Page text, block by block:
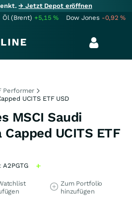
→ Jetzt Depot eröffnen
Öl (Brent) +5,15% Dow Jones -0,92%
Performer
UCITS ETF USD
MSCI Saudi
Capped UCITS ETF
A2PGTG
Zum Portfolio
hinzufügen